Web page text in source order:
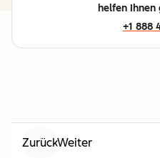
helfen
+1 888
ZurückWeiter